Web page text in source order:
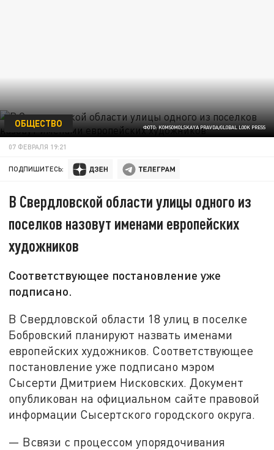
ФОТО: KOMSOMOLSKAYA PRAVDA/GLOBAL LOOK PRESS
ОБЩЕСТВО
07 ФЕВРАЛЯ 19:21
ПОДПИШИТЕСЬ:
В Свердловской области улицы одного из
поселков назовут именами европейских
художников
Соответствующее постановление уже
подписано.
В Свердловской области 18 улиц в поселке
Бобровский планируют назвать именами
европейских художников. Соответствующее
постановление уже подписано мэром
Сысерти Дмитрием Нисковских. Документ
опубликован на официальном сайте правовой
информации Сысертского городского округа.
— Всвязи с процессом упорядочивания